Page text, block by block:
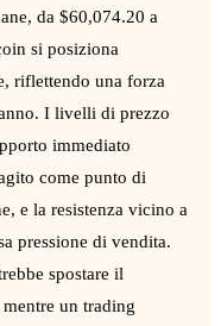
da $60,074.20 a
si posiziona
riflettendo una forza
I livelli di prezzo
immediato
come punto di
e la resistenza vicino a
pressione di vendita.
spostare il
un trading